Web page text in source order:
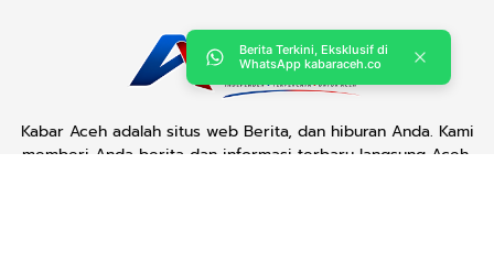
Kabar Aceh adalah situs web Berita, dan hiburan Anda. Kami
memberi Anda berita dan informasi terbaru langsung Aceh.
Berita Terkini, Eksklusif di
WhatsApp kabaraceh.co